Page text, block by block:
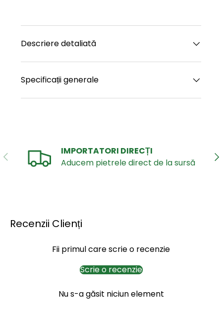
Descriere detaliată
Specificații generale
ANTERIOR
IMPORTATORI DIRECȚI
Aducem pietrele direct de la sursă
Recenzii Clienți
Fii primul care scrie o recenzie
Scrie o recenzie
Nu s-a găsit niciun element